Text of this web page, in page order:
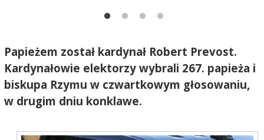
Papieżem został kardynał Robert Prevost.
Kardynałowie elektorzy wybrali 267. papieża i
biskupa Rzymu w czwartkowym głosowaniu,
w drugim dniu konklawe.